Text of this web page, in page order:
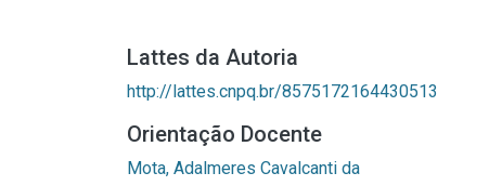
Lattes da Autoria
http://lattes.cnpq.br/8575172164430513
Orientação Docente
Mota, Adalmeres Cavalcanti da